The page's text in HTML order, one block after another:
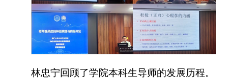
林忠宁回顾了学院本科生导师的发展历程。